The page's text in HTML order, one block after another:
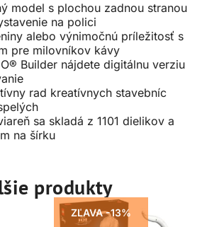
model s plochou zadnou stranou
na polici
alebo výnimočnú príležitosť s
pre milovníkov kávy
Builder nájdete digitálnu verziu
rad kreatívnych stavebníc
sa skladá z 1101 dielikov a
na šírku
produkty
ZĽAVA -13%